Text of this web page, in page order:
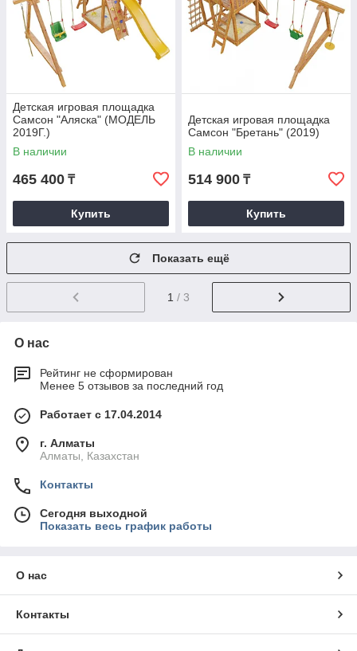
Детская игровая площадка
Самсон "Аляска" (МОДЕЛЬ
2019Г.)
В наличии
465 400 ₸
Купить
Детская игровая площадка
Самсон "Бретань" (2019)
В наличии
514 900 ₸
Купить
Показать ещё
1 / 3
О нас
Рейтинг не сформирован
Менее 5 отзывов за последний год
Работает с 17.04.2014
г. Алматы
Алматы, Казахстан
Контакты
Сегодня выходной
Показать весь график работы
О нас
Контакты